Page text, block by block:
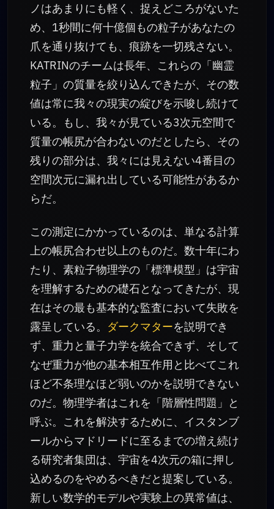
ノはあまりにも軽く、捉えどころがないた
め、1秒間に何十億個もの粒子があなたの
爪を通り抜けても、痕跡を一切残さない。
KATRINのチームは長年、これらの「幽霊
粒子」の質量を絞り込んできたが、その数
値は常に我々の現実の綻びを示唆し続けて
いる。もし、我々が見ている3次元空間で
質量の帳尻が合わないのだとしたら、その
残りの部分は、我々には見えない4番目の
空間次元に漏れ出している可能性があるか
らだ。
この測定にかかっているのは、単なる計算
上の帳尻合わせ以上のものだ。数十年にわ
たり、素粒子物理学の「標準模型」は宇宙
を理解するための礎石となってきたが、現
在はその最も基本的な監査において失敗を
露呈している。 ダークマターを説明でき
ず、重力と量子力学を統合できず、そして
なぜ重力が他の基本相互作用と比べてこれ
ほど不条理なほど弱いのかを説明できない
のだ。物理学者はこれを「階層性問題」と
呼ぶ。これを解決するために、イスタンブ
ールからマドリードに至るまでの増え続け
る研究者集団は、宇宙を4次元の箱に押し
込めるのをやめるべきだと提案している。
新しい数学的モデルや実験上の異常値は、